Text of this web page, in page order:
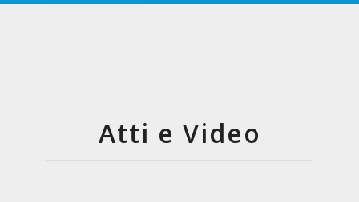
Atti e Video